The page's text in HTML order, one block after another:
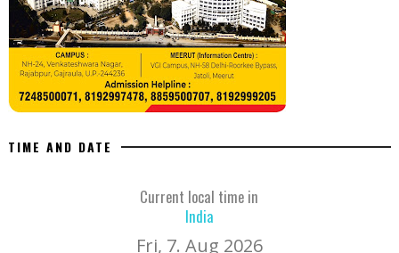
TIME AND DATE
Current local time in
India